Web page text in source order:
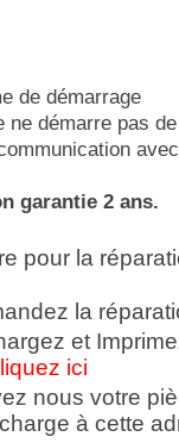
de démarrage
ne démarre pas
garantie 2 ans.
pour la
la
et
ici
nous votre
à cette